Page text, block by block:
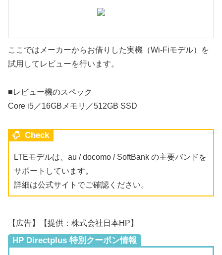
ここではメーカーからお借りした実機（Wi-Fiモデル）を
試用してレビューを行います。
■レビュー機のスペック
Core i5／16GBメモリ／512GB SSD
Check
LTEモデルは、au / docomo / SoftBank の主要バンドを
サポートしています。
詳細は公式サイトでご確認ください。
【広告】【提供：株式会社日本HP】
HP Directplus 特別クーポン情報